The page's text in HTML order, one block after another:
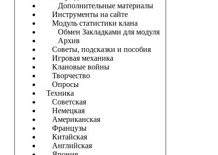
Дополнительные материалы
Инструменты на сайте
Модуль статистики клана
Обмен Закладками для модуля
Архив
Советы, подсказки и пособия
Игровая механика
Клановые войны
Творчество
Опросы
Техника
Советская
Немецкая
Американская
Французы
Китайская
Английская